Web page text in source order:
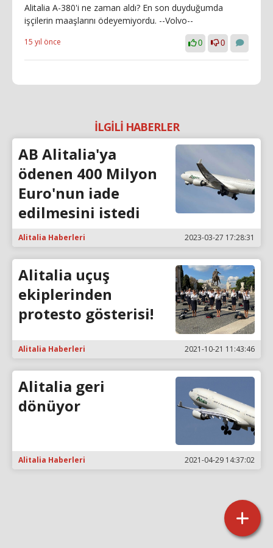
Alitalia A-380'i ne zaman aldı? En son duyduğumda
işçilerin maaşlarını ödeyemiyordu. --Volvo--
15 yıl önce 0 0
İLGİLİ HABERLER
AB Alitalia'ya
ödenen 400 Milyon
Euro'nun iade
edilmesini istedi
Alitalia Haberleri 2023-03-27 17:28:31
Alitalia uçuş
ekiplerinden
protesto gösterisi!
Alitalia Haberleri 2021-10-21 11:43:46
Alitalia geri
dönüyor
Alitalia Haberleri 2021-04-29 14:37:02